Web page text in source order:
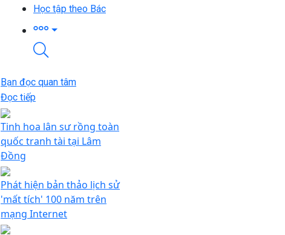
Học tập theo Bác
Bạn đọc quan tâm
Đọc tiếp
Tinh hoa lân sư rồng toàn
quốc tranh tài tại Lâm
Đồng
Phát hiện bản thảo lịch sử
'mất tích' 100 năm trên
mạng Internet